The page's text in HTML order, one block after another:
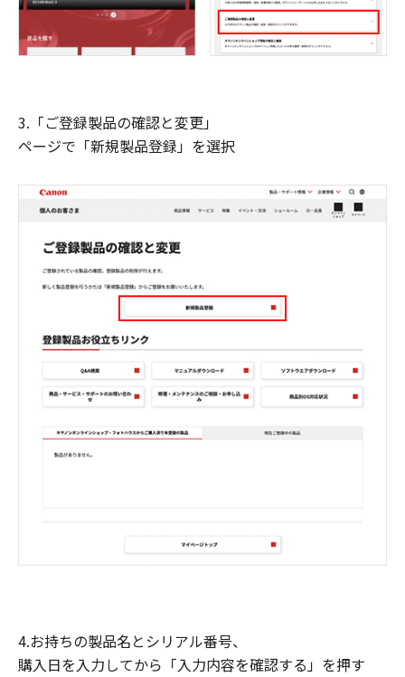
3.「ご登録製品の確認と変更」
ページで「新規製品登録」を選択
4.お持ちの製品名とシリアル番号、
購入日を入力してから「入力内容を確認する」を押す